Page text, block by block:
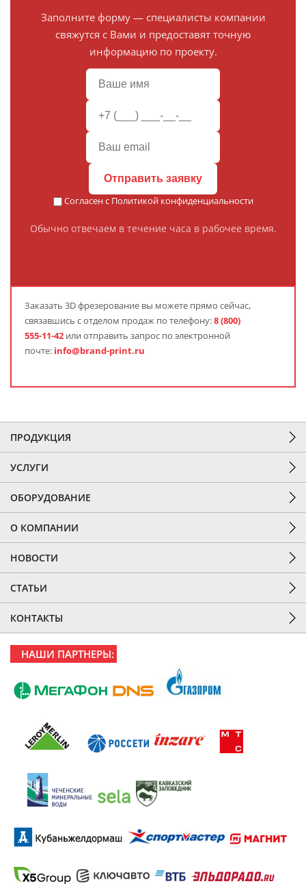
Заполните форму — специалисты компании
свяжутся с Вами и предоставят точную
информацию по проекту.
Отправить заявку
Согласен с Политикой конфиденциальности
Обычно отвечаем в течение часа в рабочее время.
Заказать 3D фрезерование вы можете прямо сейчас,
связавшись с отделом продаж по телефону:8 (800)
555-11-42 или отправить запрос по электронной
почте: info@brand-print.ru
ПРОДУКЦИЯ
УСЛУГИ
ОБОРУДОВАНИЕ
О КОМПАНИИ
НОВОСТИ
СТАТЬИ
КОНТАКТЫ
НАШИ ПАРТНЕРЫ: